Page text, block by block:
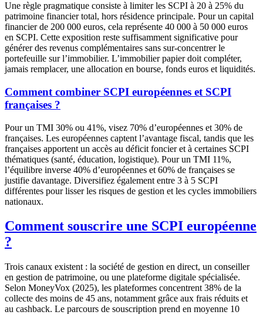
Une règle pragmatique consiste à limiter les SCPI à 20 à 25% du
patrimoine financier total, hors résidence principale. Pour un capital
financier de 200 000 euros, cela représente 40 000 à 50 000 euros
en SCPI. Cette exposition reste suffisamment significative pour
générer des revenus complémentaires sans sur-concentrer le
portefeuille sur l’immobilier. L’immobilier papier doit compléter,
jamais remplacer, une allocation en bourse, fonds euros et liquidités.
Comment combiner SCPI européennes et SCPI
françaises ?
Pour un TMI 30% ou 41%, visez 70% d’européennes et 30% de
françaises. Les européennes captent l’avantage fiscal, tandis que les
françaises apportent un accès au déficit foncier et à certaines SCPI
thématiques (santé, éducation, logistique). Pour un TMI 11%,
l’équilibre inverse 40% d’européennes et 60% de françaises se
justifie davantage. Diversifiez également entre 3 à 5 SCPI
différentes pour lisser les risques de gestion et les cycles immobiliers
nationaux.
Comment souscrire une SCPI européenne
?
Trois canaux existent : la société de gestion en direct, un conseiller
en gestion de patrimoine, ou une plateforme digitale spécialisée.
Selon MoneyVox (2025), les plateformes concentrent 38% de la
collecte des moins de 45 ans, notamment grâce aux frais réduits et
au cashback. Le parcours de souscription prend en moyenne 10